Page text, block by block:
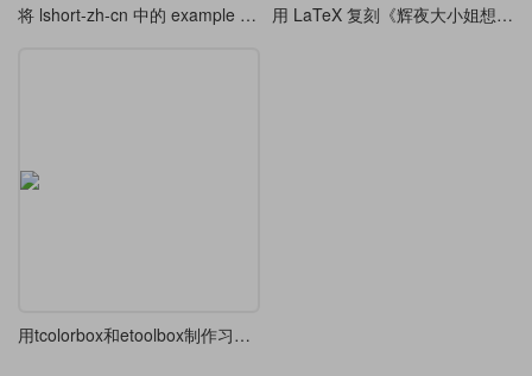
将 lshort-zh-cn 中的 example 环境摘出来 用 LaTeX 复刻《辉夜大小姐想让我告白》第二季标题
用tcolorbox和etoolbox制作习题环境